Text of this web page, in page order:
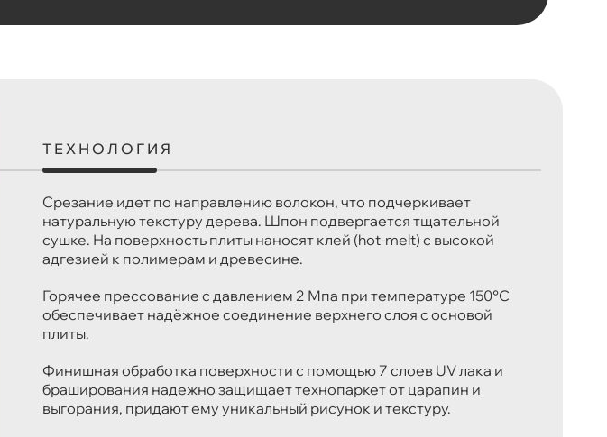
ТЕХНОЛОГИЯ
Срезание идет по направлению волокон, что подчеркивает
натуральную текстуру дерева. Шпон подвергается тщательной
сушке. На поверхность плиты наносят клей (hot-melt) с высокой
адгезией к полимерам и древесине.
Горячее прессование с давлением 2 Мпа при температуре 150°C
обеспечивает надёжное соединение верхнего слоя с основой
плиты.
Финишная обработка поверхности с помощью 7 слоев UV лака и
браширования надежно защищает технопаркет от царапин и
выгорания, придают ему уникальный рисунок и текстуру.